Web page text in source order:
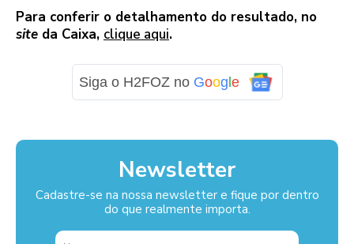
Para conferir o detalhamento do resultado, no
site da Caixa, clique aqui.
Siga o H2FOZ no Google
Newsletter
Cadastre-se na nossa newsletter e fique por dentro
do que realmente importa.